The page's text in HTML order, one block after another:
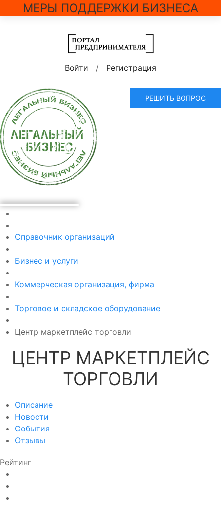
МЕРЫ ПОДДЕРЖКИ БИЗНЕСА
Войти / Регистрация
РЕШИТЬ ВОПРОС
Справочник организаций
Бизнес и услуги
Коммерческая организация, фирма
Торговое и складское оборудование
Центр маркетплейс торговли
ЦЕНТР МАРКЕТПЛЕЙС
ТОРГОВЛИ
Описание
Новости
События
Отзывы
Рейтинг